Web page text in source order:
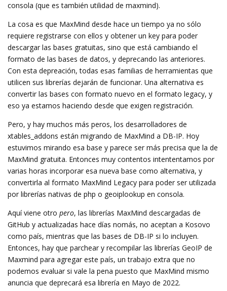
consola (que es también utilidad de maxmind).
La cosa es que MaxMind desde hace un tiempo ya no sólo
requiere registrarse con ellos y obtener un key para poder
descargar las bases gratuitas, sino que está cambiando el
formato de las bases de datos, y deprecando las anteriores.
Con esta depreación, todas esas familias de herramientas que
utilicen sus librerías dejarán de funcionar. Una alternativa es
convertir las bases con formato nuevo en el formato legacy, y
eso ya estamos haciendo desde que exigen registración.
Pero, y hay muchos más peros, los desarrolladores de
xtables_addons están migrando de MaxMind a DB-IP. Hoy
estuvimos mirando esa base y parece ser más precisa que la de
MaxMind gratuita. Entonces muy contentos intententamos por
varias horas incorporar esa nueva base como alternativa, y
convertirla al formato MaxMind Legacy para poder ser utilizada
por librerías nativas de php o geoiplookup en consola.
Aquí viene otro pero, las librerías MaxMind descargadas de
GitHub y actualizadas hace días nomás, no aceptan a Kosovo
como país, mientras que las bases de DB-IP si lo incluyen.
Entonces, hay que parchear y recompilar las librerías GeoIP de
Maxmind para agregar este país, un trabajo extra que no
podemos evaluar si vale la pena puesto que MaxMind mismo
anuncia que deprecará esa librería en Mayo de 2022.